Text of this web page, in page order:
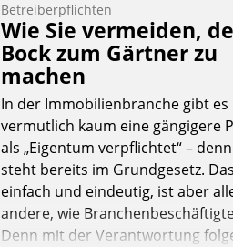
Betreiberpflichten
Wie Sie vermeiden,
Bock zum Gärtner zu
machen
In der Immobilienbranche gibt es
vermutlich kaum eine gängigere
als „Eigentum verpflichtet“ –
steht bereits im Grundgesetz.
einfach und eindeutig, ist aber
andere, wie
Denn mit der Verantwortung